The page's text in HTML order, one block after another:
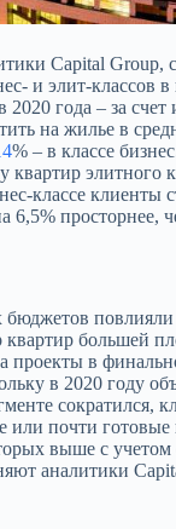
Capital Group,
и элит-классов
2020 года – за
на жилье в
% – в классе
элитного
классе клиенты
6,5% просторнее,
повлияли
большей
в
в 2020 году
сократился,
или почти готовые
выше с учетом
аналитики